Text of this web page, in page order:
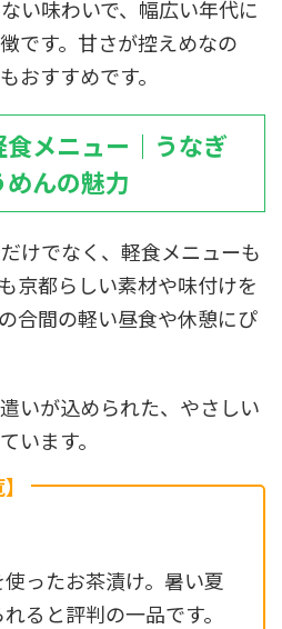
い味わいで、幅広い年代に
です。甘さが控えめなの
おすすめです。
メニュー｜うなぎ
んの魅力
けでなく、軽食メニューも
京都らしい素材や味付けを
合間の軽い昼食や休憩にぴ
いが込められた、やさしい
います。
ったお茶漬け。暑い夏
ると評判の一品です。